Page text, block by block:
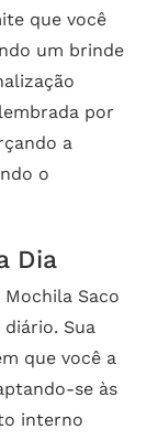
que você
um brinde
por
a
o
Dia
Saco
Sua
que você a
se às
interno